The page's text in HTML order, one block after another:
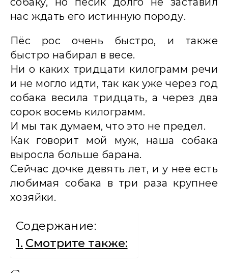
нас ждать его истинную породу.
Пёс рос очень быстро, и также
быстро набирал в весе.
Ни о каких тридцати килограмм речи
и не могло идти, так как уже через год
собака весила тридцать, а через два
сорок восемь килограмм.
И мы так думаем, что это не предел.
Как говорит мой муж, наша собака
выросла больше барана.
Сейчас дочке девять лет, и у неё есть
любимая собака в три раза крупнее
хозяйки.
Содержание:
Смотрите также: